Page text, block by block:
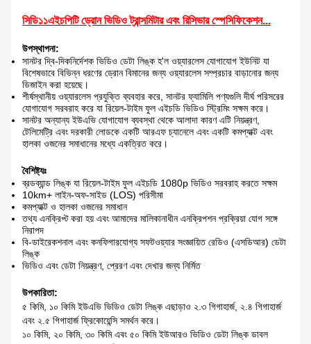
সিডি১১এইচপিটি ড্রোন ভিডিও ট্রান্সমিটার এবং রিসিভার স্পেসিফিকেশন...
উপস্থাপনা:
সানটর দ্বি-দিকনির্দেশক ভিডিও ডেটা লিঙ্ক হ'ল ওয়্যারলেস যোগাযোগ ইউনিট যা
বিশেষভাবে বিভিন্ন ধরণের ড্রোন বিমানের জন্য ওয়্যারলেস সম্প্রচার বাড়ানোর জন্য
ডিজাইন করা হয়েছে।
শীর্ষস্থানীয় ওয়্যারলেস প্রযুক্তি ব্যবহার করে, সানটর ফ্যামিলি পণ্যগুলি দীর্ঘ পরিসরের
যোগাযোগ সরবরাহ করে যা রিয়েল-টাইম ফুল এইচডি ভিডিও স্ট্রিমিং সক্ষম করে।
সানটর অন্যান্য ইউএভি যোগাযোগ ব্যবস্থা থেকে আলাদা কারণ এটি নিয়ন্ত্রণ,
টেলিমেট্রি এবং দরকারী লোডকে একটি আরএফ চ্যানেলে এবং একটি কমপ্যাক্ট এবং
হালকা ওজনের সমাধানের মধ্যে একত্রিত করে।
বৈশিষ্ট্যঃ
ব্রডব্যান্ড লিঙ্ক যা রিয়েল-টাইম ফুল এইচডি 1080p ভিডিও সরবরাহ করতে সক্ষম
10km+ লাইন-অফ-সাইড (LOS) পরিসীমা
কমপ্যাক্ট ও হালকা ওজনের সমাধান
তথ্য এনক্রিপ্ট করা হয় এবং আমাদের মালিকানাধীন এনক্রিপশন প্রক্রিয়া যোগ সঙ্গে
নিরাপদ
বি-ডাইরেকশনাল এবং কনফিগারযোগ্য সফটওয়্যার সংজ্ঞায়িত রেডিও (এসডিআর) ডেটা
লিঙ্ক
ভিডিও এবং ডেটা নিয়ন্ত্রণ, প্রেরণ এবং দেখার জন্য নির্মিত
উপকারিতা:
৫ কিমি, ১০ কিমি ইউএভি ভিডিও ডেটা লিঙ্ক এছাড়াও ২.৩ গিগাহার্জ, ২.৪ গিগাহার্জ
এবং ২.৫ গিগাহার্জ ফ্রিকোয়েন্সি সমর্থন করে।
১০ কিমি, ২০ কিমি, ৩০ কিমি এবং ৫০ কিমি ইউআরও ভিডিও ডেটা লিঙ্ক ডাবল